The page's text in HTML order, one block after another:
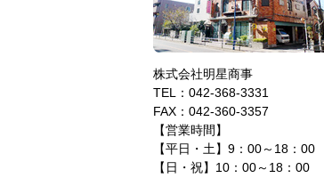
株式会社明星商事
TEL：042-368-3331
FAX：042-360-3357
【営業時間】
【平日・土】9：00～18：00
【日・祝】10：00～18：00